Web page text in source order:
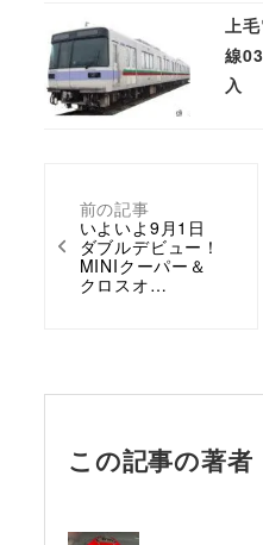
前の記事
いよいよ9月1日
ダブルデビュー！
MINIクーパー＆
クロスオ…
上
線
入
この記事の著者